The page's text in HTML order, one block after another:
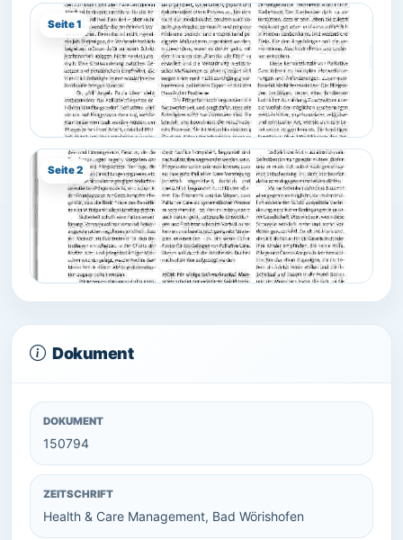
Seite 1
Seite 2
Dokument
DOKUMENT
150794
ZEITSCHRIFT
Health & Care Management, Bad Wörishofen